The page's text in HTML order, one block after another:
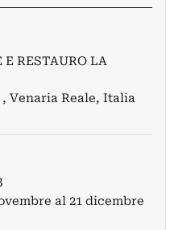
E RESTAURO LA
, Venaria Reale, Italia
al 21 dicembre